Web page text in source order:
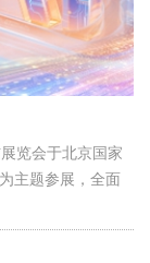
览会于北京国家
主题参展，全面